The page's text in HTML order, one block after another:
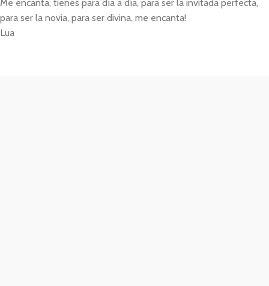
Me encanta, tienes para día a día, para ser la invitada perfecta,
para ser la novia, para ser divina, me encanta!
Lua